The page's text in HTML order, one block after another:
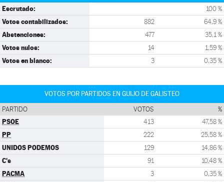
Escrutado: 100 %
Votos contabilizados: 882 64,9 %
Abstenciones: 477 35,1 %
Votos nulos: 14 1,59 %
Votos en blanco: 3 0,35 %
VOTOS POR PARTIDOS EN GUIJO DE GALISTEO
PARTIDO VOTOS %
PSOE 413 47,58 %
PP 222 25,58 %
UNIDOS PODEMOS 129 14,86 %
C's 91 10,48 %
PACMA 3 0,35 %